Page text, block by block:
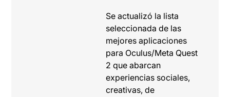
Se actualizó la lista
seleccionada de las
mejores aplicaciones
para Oculus/Meta Quest
2 que abarcan
experiencias sociales,
creativas, de